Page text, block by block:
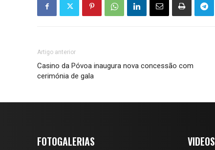
Artigo anterior
Casino da Póvoa inaugura nova concessão com
cerimónia de gala
FOTOGALERIAS VIDEOS